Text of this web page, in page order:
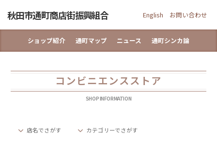
秋田市通町商店街振興組合 English お問い合わせ
ショップ紹介 通町マップ ニュース 通町シンカ論
コンビニエンスストア
SHOP INFORMATION
店名でさがす カテゴリーでさがす